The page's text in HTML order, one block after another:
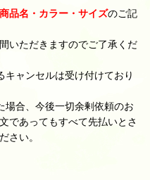
品名・カラー・サイズのご記
いただきますのでご了承くだ
ャンセルは受け付けており
合、今後一切余剰依頼のお
であってもすべて先払いとさ
さい。